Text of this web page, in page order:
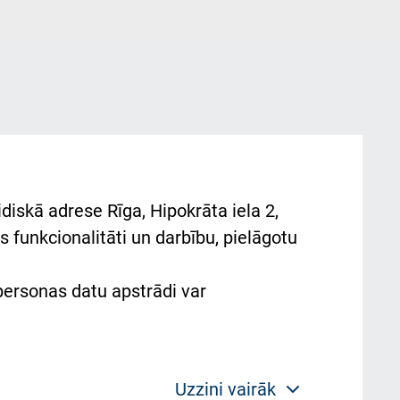
adrese Rīga, Hipokrāta iela 2,
funkcionalitāti un darbību, pielāgotu
datu apstrādi var
Uzzini vairāk